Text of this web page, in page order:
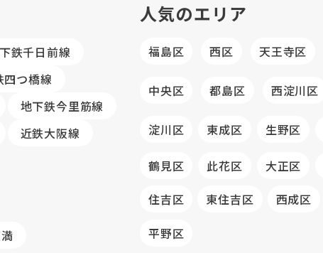
鉄千日前線
四つ橋線
地下鉄今里筋線
近鉄大阪線
人気のエリア
福島区 西区 天王寺区
中央区 都島区 西淀川区
淀川区 東成区 生野区
鶴見区 此花区 大正区
住吉区
東住吉区 西成区
平野区